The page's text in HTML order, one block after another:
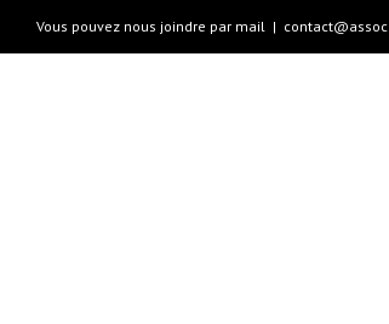
Vous pouvez nous joindre par mail |